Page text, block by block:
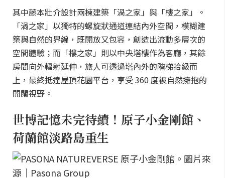
其中藤本壯介設計兩棟建築「渦之家」與「樓之家」。
「渦之家」以獨特的螺旋狀通道連結內外空間，模糊建
築與自然的界線，既開放又包容，創造出流動多層次的
空間體驗；而「樓之家」則以中央塔樓作為客廳，其餘
房間向外輻射延伸，旅人可透過塔內外的階梯拾級而
上，最終抵達屋頂花園平台，享受 360 度被自然擁抱的
開闊視野。
世博記憶未完待續！原子小金剛館、
荷蘭館淡路島重生